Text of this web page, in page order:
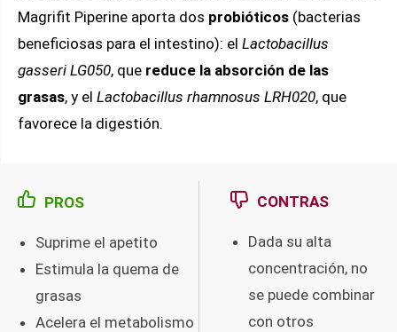
Magrifit Piperine aporta dos probióticos (bacterias
beneficiosas para el intestino): el Lactobacillus
gasseri LG050, que reduce la absorción de las
grasas, y el Lactobacillus rhamnosus LRH020, que
favorece la digestión.
PROS
Suprime el apetito
Estimula la quema de
grasas
Acelera el metabolismo
CONTRAS
Dada su alta
concentración, no
se puede combinar
con otros